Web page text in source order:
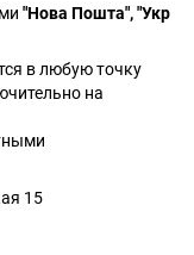
"Нова Пошта", "Укр
в любую точку
на
15